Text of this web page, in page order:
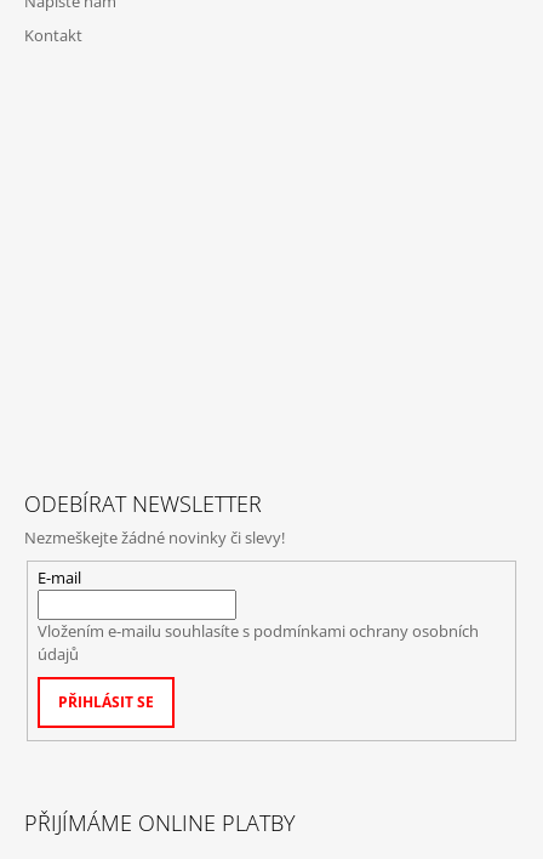
Kontakt
ODEBÍRAT NEWSLETTER
Nezmeškejte žádné novinky či slevy!
E-mail
Vložením e-mailu souhlasíte s podmínkami ochrany osobních
údajů
PŘIHLÁSIT SE
PŘIJÍMÁME ONLINE PLATBY